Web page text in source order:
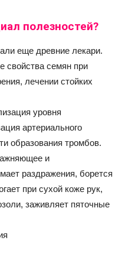
полезностей?
еще древние лекари.
свойства семян при
лечении стойких
уровня
артериального
образования тромбов.
и
раздражения, борется
при сухой коже рук,
заживляет пяточные